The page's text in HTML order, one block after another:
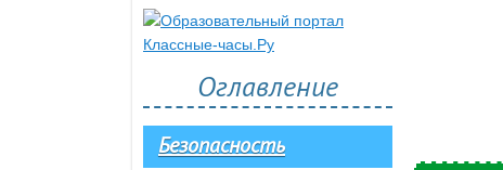
Оглавление
Безопасность